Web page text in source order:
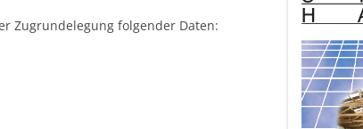
Zugrundelegung folgender Daten: